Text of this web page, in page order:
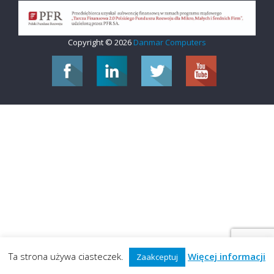
Copyright © 2026 Danmar Computers
Ta strona używa ciasteczek. Zaakceptuj Więcej informacji